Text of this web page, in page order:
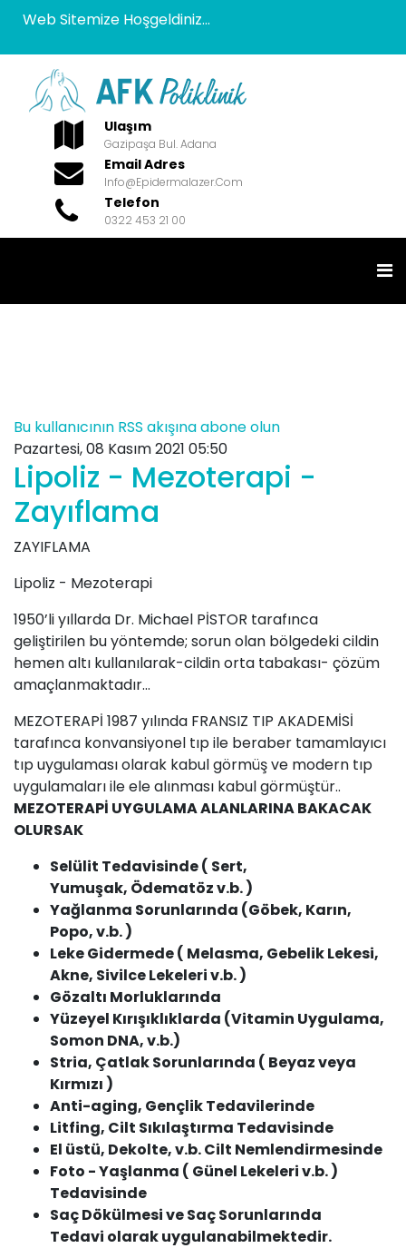
Web Sitemize Hoşgeldiniz...
Ulaşım
Gazipaşa Bul. Adana
Email Adres
Info@epidermalazer.com
Telefon
0322 453 21 00
Bu kullanıcının RSS akışına abone olun
Pazartesi, 08 Kasım 2021 05:50
Lipoliz - Mezoterapi -
Zayıflama
ZAYIFLAMA
Lipoliz - Mezoterapi
1950’li yıllarda Dr. Michael PİSTOR tarafınca
geliştirilen bu yöntemde; sorun olan bölgedeki cildin
hemen altı kullanılarak-cildin orta tabakası- çözüm
amaçlanmaktadır…
MEZOTERAPİ 1987 yılında FRANSIZ TIP AKADEMİSİ
tarafınca konvansiyonel tıp ile beraber tamamlayıcı
tıp uygulaması olarak kabul görmüş ve modern tıp
uygulamaları ile ele alınması kabul görmüştür..
MEZOTERAPİ UYGULAMA ALANLARINA BAKACAK
OLURSAK
Selülit Tedavisinde ( Sert,
Yumuşak, Ödematöz v.b. )
Yağlanma Sorunlarında (Göbek, Karın,
Popo, v.b. )
Leke Gidermede ( Melasma, Gebelik Lekesi,
Akne, Sivilce Lekeleri v.b. )
Gözaltı Morluklarında
Yüzeyel Kırışıklıklarda (Vitamin Uygulama,
Somon DNA, v.b.)
Stria, Çatlak Sorunlarında ( Beyaz veya
Kırmızı )
Anti-aging, Gençlik Tedavilerinde
Litfing, Cilt Sıkılaştırma Tedavisinde
El üstü, Dekolte, v.b. Cilt Nemlendirmesinde
Foto - Yaşlanma ( Günel Lekeleri v.b. )
Tedavisinde
Saç Dökülmesi ve Saç Sorunlarında
Tedavi olarak uygulanabilmektedir.